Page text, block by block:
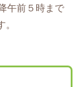
午前５時まで